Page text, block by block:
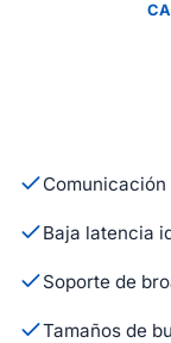
Baja latencia
Soporte de
Tamaños de